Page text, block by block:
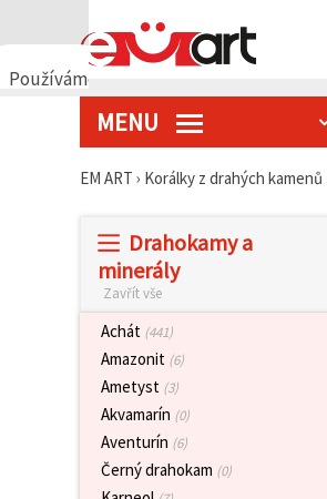
Používáme
MENU
EM ART › Korálky z drahých kamenů
Drahokamy a
minerály
Zavřít vše
Achát (441)
Amazonit (6)
Ametyst (3)
Akvamarín (0)
Aventurín (6)
Černý drahokam (0)